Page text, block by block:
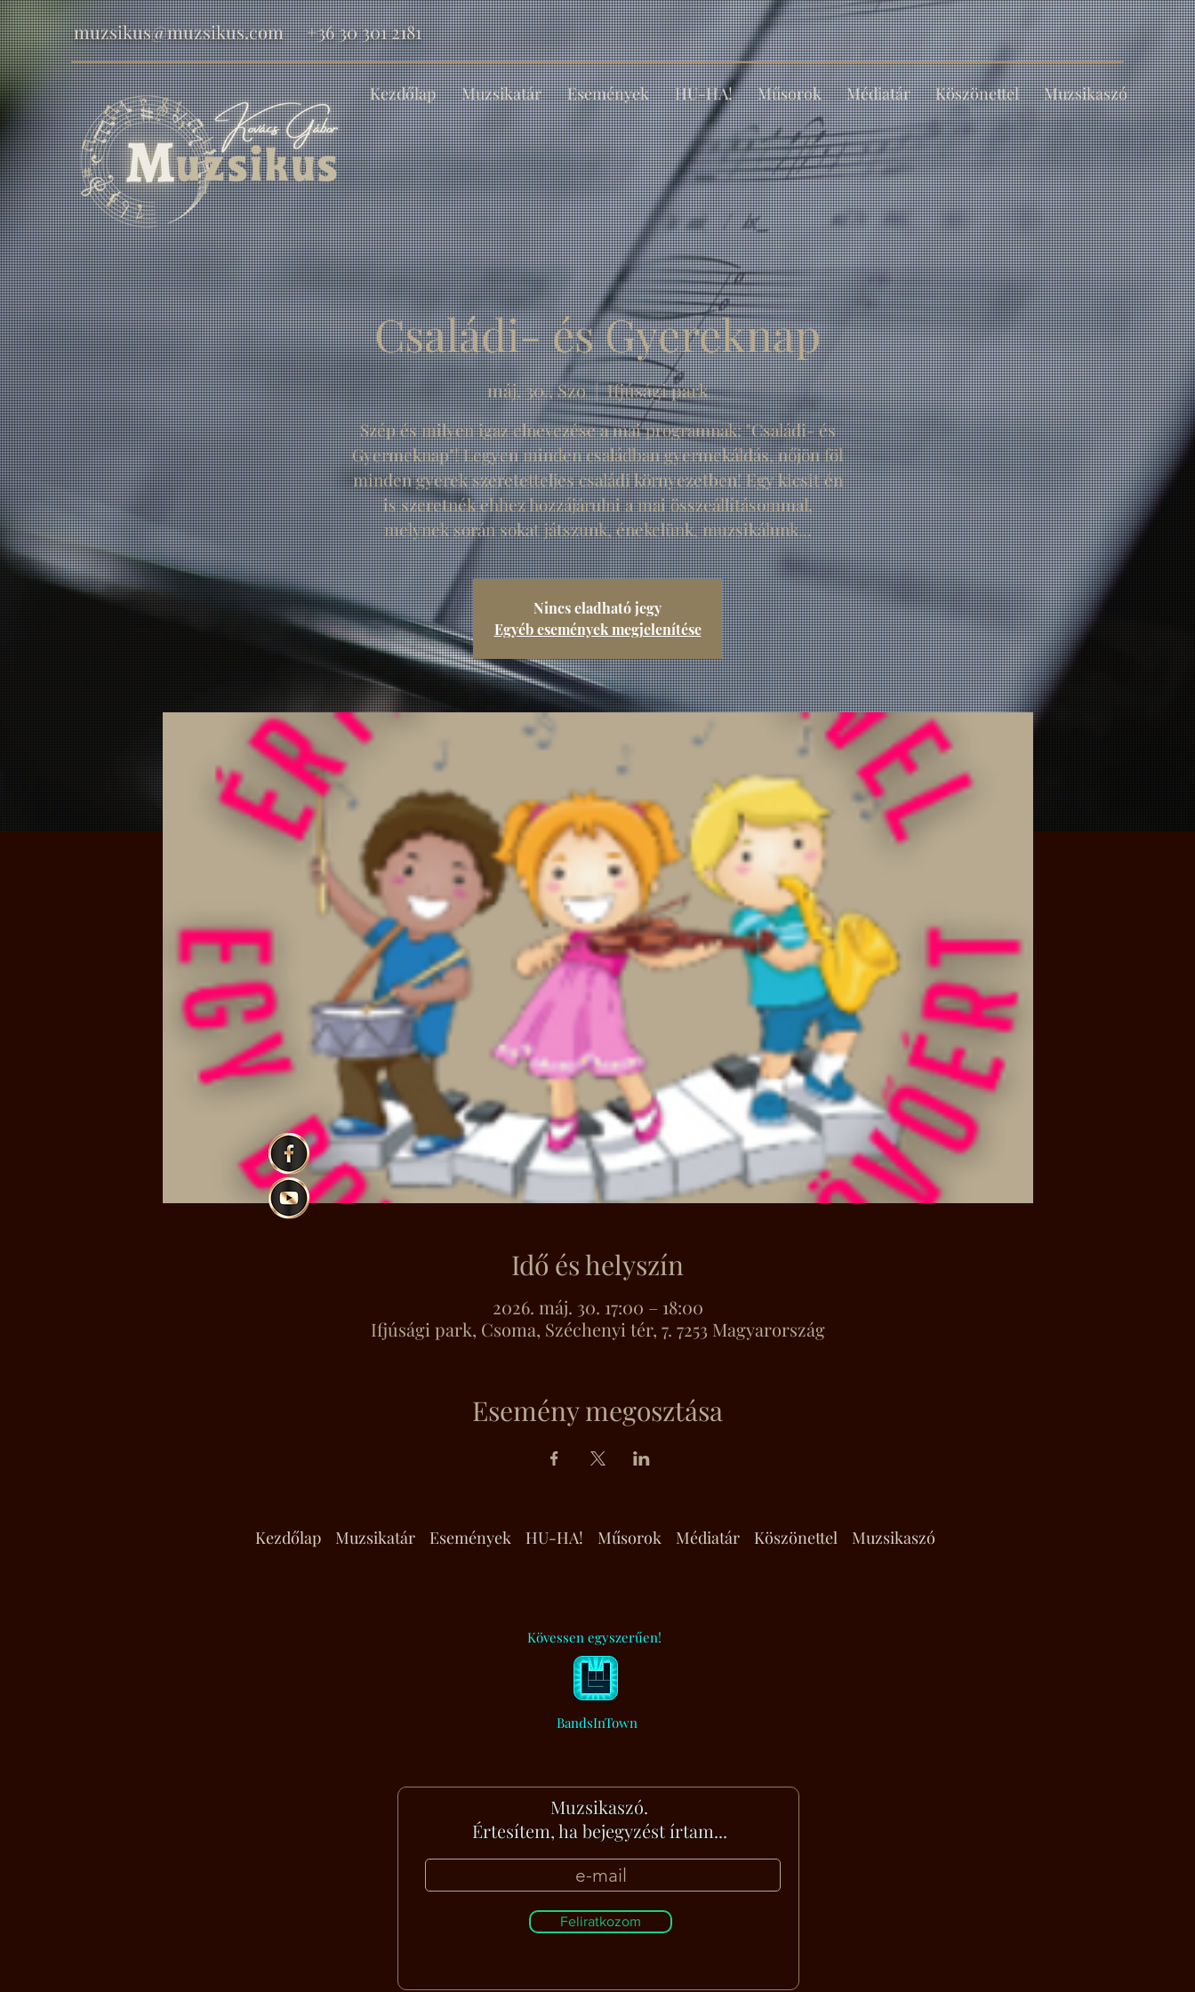
muzsikus@muzsikus.com +36 30 301 2181
Kezdőlap Muzsikatár Események HU-HA! Műsorok Médiatár Köszönettel Muzsikaszó
Családi- és Gyereknap
máj. 30., Szo
  |
Ifjúsági park
Szép és milyen igaz elnevezése a mai programnak: "Családi- és
Gyermeknap"! Legyen minden családban gyermekáldás, nőjön föl
minden gyerek szeretetteljes családi környezetben! Egy kicsit én
is szeretnék ehhez hozzájárulni a mai összeállításommal,
melynek során sokat játszunk, énekelünk, muzsikálunk...
Nincs eladható jegy
Egyéb események megjelenítése
Idő és helyszín
2026. máj. 30. 17:00 – 18:00
Ifjúsági park, Csoma, Széchenyi tér, 7. 7253 Magyarország
Esemény megosztása
Kezdőlap Muzsikatár Események HU-HA! Műsorok Médiatár Köszönettel Muzsikaszó
Kövessen egyszerűen!
BandsInTown
Muzsikaszó.
Értesítem, ha bejegyzést írtam...
Feliratkozom